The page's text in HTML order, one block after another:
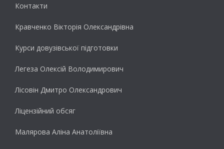
Контакти
Кравченко Вікторія Олександрівна
Курси довузівської підготовки
Легеза Олексій Володимирович
Лісовін Дмитро Олександрович
Ліцензійний обсяг
Малярова Аліна Анатоліївна